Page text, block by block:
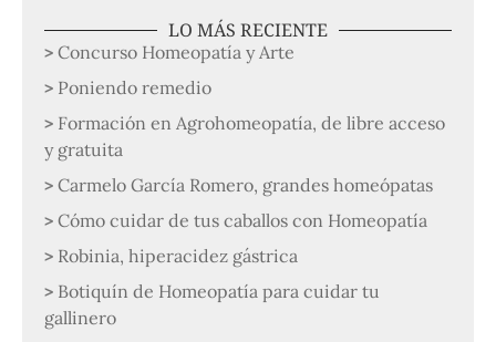
LO MÁS RECIENTE
Concurso Homeopatía y Arte
Poniendo remedio
Formación en Agrohomeopatía, de libre acceso
y gratuita
Carmelo García Romero, grandes homeópatas
Cómo cuidar de tus caballos con Homeopatía
Robinia, hiperacidez gástrica
Botiquín de Homeopatía para cuidar tu
gallinero